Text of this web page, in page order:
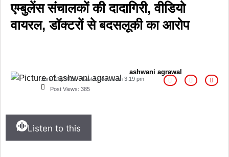
एम्बुलेंस संचालकों की दादागिरी, वीडियो
वायरल, डॉक्टरों से बदसलूकी का आरोप
ashwani agrawal
June 20, 2026 Last Updated on 3:19 pm
Post Views: 385
Listen to this